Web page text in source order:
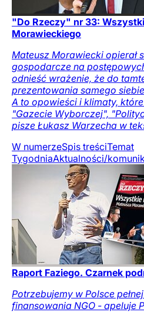
"Do Rzeczy" nr 33:
Morawieckiego
Mateusz Morawiecki opierał
gospodarcze na
odnieść wrażenie, że do
prezentowania samego
A to opowieści i klimaty,
"Gazecie Wyborczej",
pisze Łukasz Warzecha w
W numerzeSpis treściTemat
TygodniaAktualności/
Raport Faziego. Czarnek
Potrzebujemy w Polsce
finansowania NGO - apeluje